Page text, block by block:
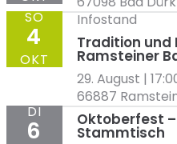
Tradition und
Ramsteiner
Infostand
29. August |
66887
SO
4
OKT
Oktoberfest
Stammtisch
DI
6